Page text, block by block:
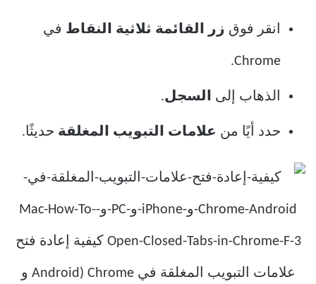
انقر فوق زر القائمة ثلاثية النقاط في
Chrome.
الذهاب إلى السجل.
حدد أيًا من علامات التبويب المغلقة حديثًا.